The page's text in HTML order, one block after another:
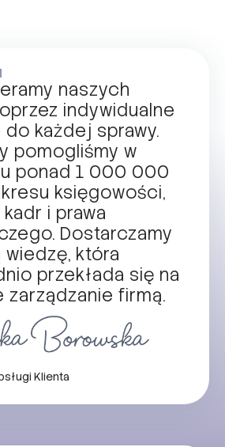
naszych
indywidualne
każdej sprawy.
pomogliśmy w
ponad 1 000 000
księgowości,
i prawa
Dostarczamy
wiedzę, która
przekłada się na
zarządzanie firmą.
Klienta